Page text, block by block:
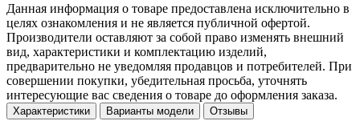
Данная информация о товаре предоставлена исключительно в
целях ознакомления и не является публичной офертой.
Производители оставляют за собой право изменять внешний
вид, характеристики и комплектацию изделий,
предварительно не уведомляя продавцов и потребителей. При
совершении покупки, убедительная просьба, уточнять
интересующие вас сведения о товаре до оформления заказа.
Характеристики Варианты модели Отзывы